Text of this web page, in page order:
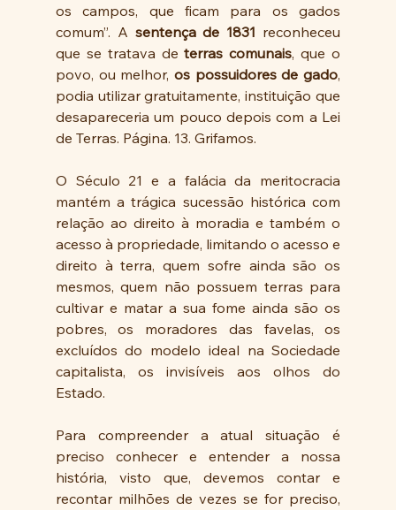
os campos, que ficam para os gados
comum”. A sentença de 1831 reconheceu
que se tratava de terras comunais, que o
povo, ou melhor, os possuidores de gado,
podia utilizar gratuitamente, instituição que
desapareceria um pouco depois com a Lei
de Terras. Página. 13. Grifamos.
O Século 21 e a falácia da meritocracia
mantém a trágica sucessão histórica com
relação ao direito à moradia e também o
acesso à propriedade, limitando o acesso e
direito à terra, quem sofre ainda são os
mesmos, quem não possuem terras para
cultivar e matar a sua fome ainda são os
pobres, os moradores das favelas, os
excluídos do modelo ideal na Sociedade
capitalista, os invisíveis aos olhos do
Estado.
Para compreender a atual situação é
preciso conhecer e entender a nossa
história, visto que, devemos contar e
recontar milhões de vezes se for preciso,